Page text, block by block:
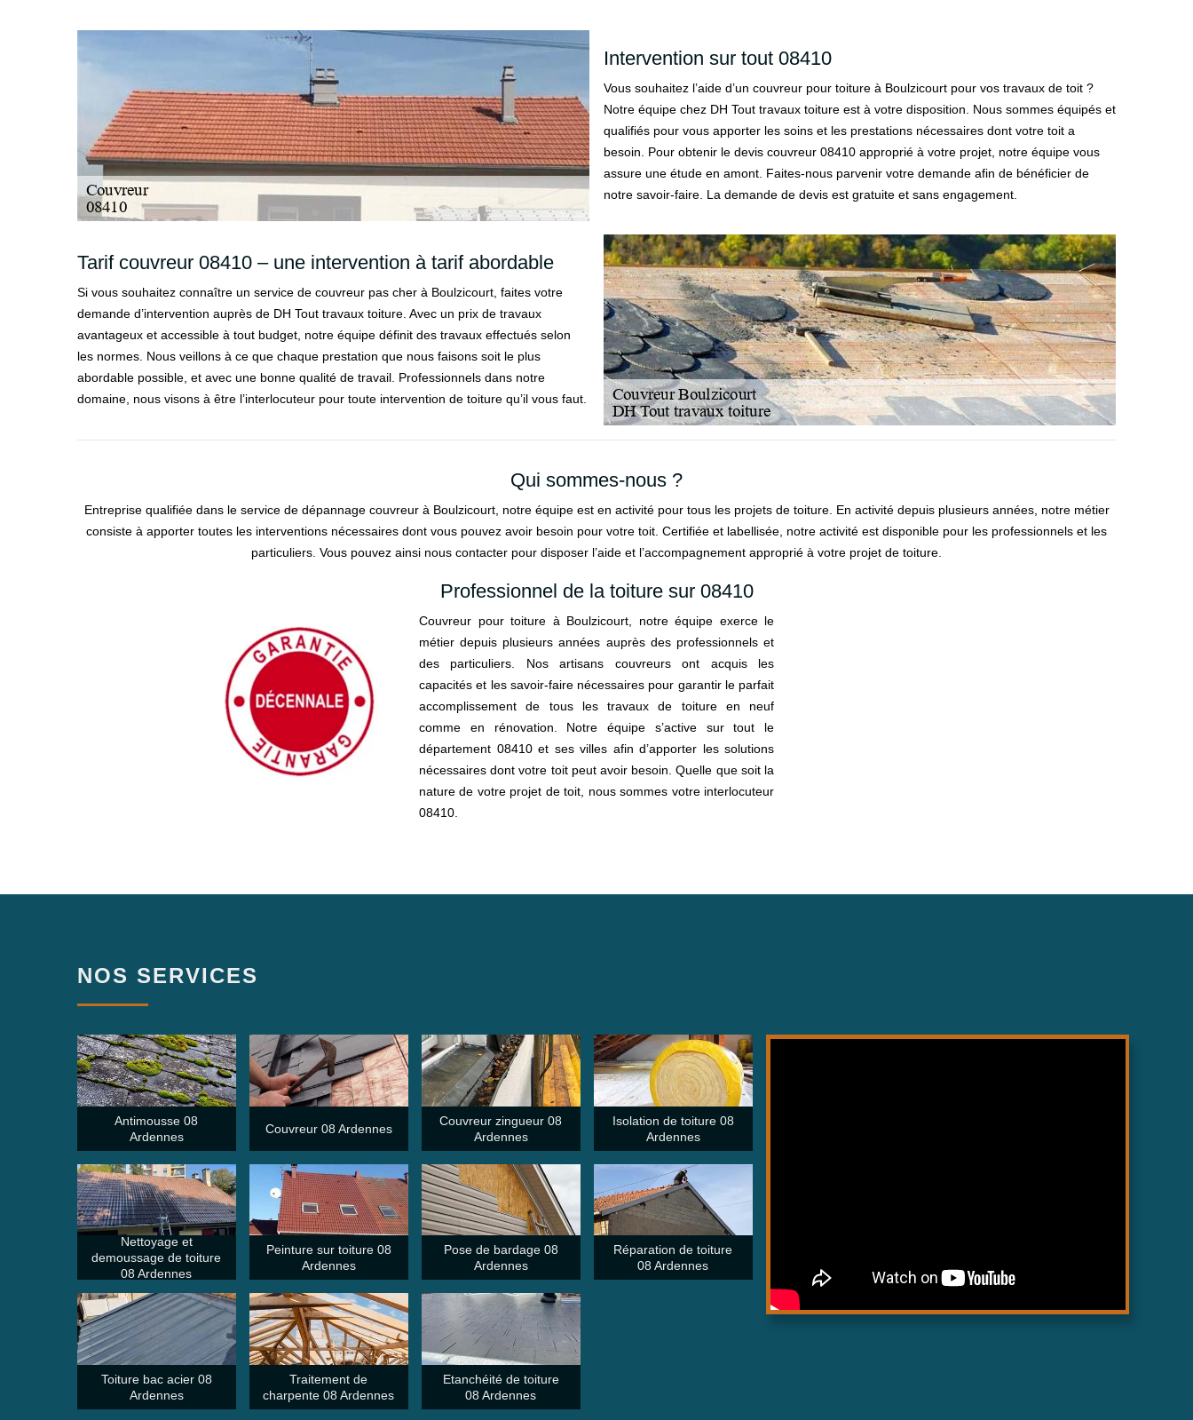
Intervention sur tout 08410
Vous souhaitez l’aide d’un couvreur pour toiture à Boulzicourt pour vos travaux de toit ?
Notre équipe chez DH Tout travaux toiture est à votre disposition. Nous sommes équipés et
qualifiés pour vous apporter les soins et les prestations nécessaires dont votre toit a
besoin. Pour obtenir le devis couvreur 08410 approprié à votre projet, notre équipe vous
assure une étude en amont. Faites-nous parvenir votre demande afin de bénéficier de
notre savoir-faire. La demande de devis est gratuite et sans engagement.
Tarif couvreur 08410 – une intervention à tarif abordable
Si vous souhaitez connaître un service de couvreur pas cher à Boulzicourt, faites votre
demande d’intervention auprès de DH Tout travaux toiture. Avec un prix de travaux
avantageux et accessible à tout budget, notre équipe définit des travaux effectués selon
les normes. Nous veillons à ce que chaque prestation que nous faisons soit le plus
abordable possible, et avec une bonne qualité de travail. Professionnels dans notre
domaine, nous visons à être l’interlocuteur pour toute intervention de toiture qu’il vous faut.
Qui sommes-nous ?
Entreprise qualifiée dans le service de dépannage couvreur à Boulzicourt, notre équipe est en activité pour tous les projets de toiture. En activité depuis plusieurs années, notre métier
consiste à apporter toutes les interventions nécessaires dont vous pouvez avoir besoin pour votre toit. Certifiée et labellisée, notre activité est disponible pour les professionnels et les
particuliers. Vous pouvez ainsi nous contacter pour disposer l’aide et l’accompagnement approprié à votre projet de toiture.
Professionnel de la toiture sur 08410
Couvreur pour toiture à Boulzicourt, notre équipe exerce le
métier depuis plusieurs années auprès des professionnels et
des particuliers. Nos artisans couvreurs ont acquis les
capacités et les savoir-faire nécessaires pour garantir le parfait
accomplissement de tous les travaux de toiture en neuf
comme en rénovation. Notre équipe s’active sur tout le
département 08410 et ses villes afin d’apporter les solutions
nécessaires dont votre toit peut avoir besoin. Quelle que soit la
nature de votre projet de toit, nous sommes votre interlocuteur
08410.
NOS SERVICES
Antimousse 08
Ardennes
Couvreur 08 Ardennes
Couvreur zingueur 08
Ardennes
Isolation de toiture 08
Ardennes
Nettoyage et
demoussage de toiture
08 Ardennes
Peinture sur toiture 08
Ardennes
Pose de bardage 08
Ardennes
Réparation de toiture
08 Ardennes
Toiture bac acier 08
Ardennes
Traitement de
charpente 08 Ardennes
Etanchéité de toiture
08 Ardennes